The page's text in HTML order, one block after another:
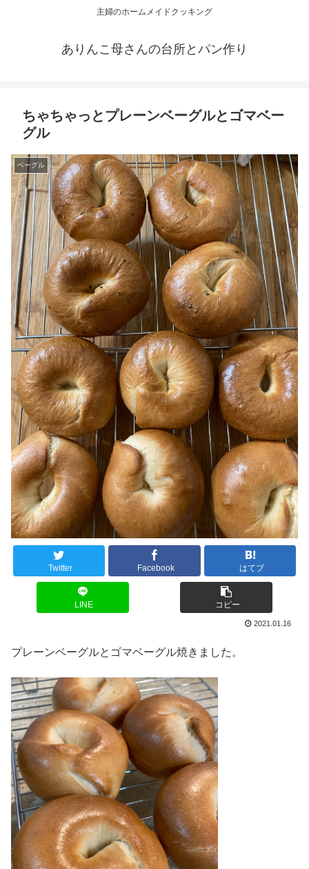
主婦のホームメイドクッキング
ありんこ母さんの台所とパン作り
ちゃちゃっとプレーンベーグルとゴマベー
グル
ベーグル
Twitter Facebook はてブ
LINE コピー
2021.01.16
プレーンベーグルとゴマベーグル焼きました。